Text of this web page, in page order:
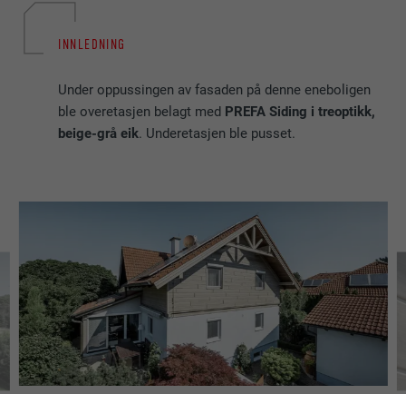
INNLEDNING
Under oppussingen av fasaden på denne eneboligen
ble overetasjen belagt med PREFA Siding i treoptikk,
beige-grå eik. Underetasjen ble pusset.